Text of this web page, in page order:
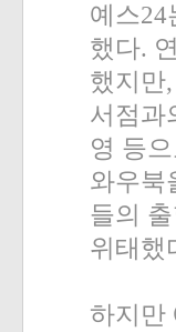
예스24
했다.
했지만
서점과
영 등
와우북
들의
위태했
하지만